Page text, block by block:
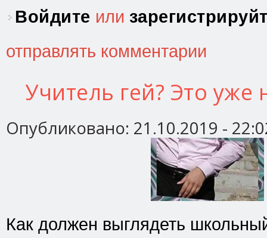
Войдите или
отправлять комментарии
Учитель гей? Это уже
Опубликовано: 21.10.2019 -
Как должен выглядеть